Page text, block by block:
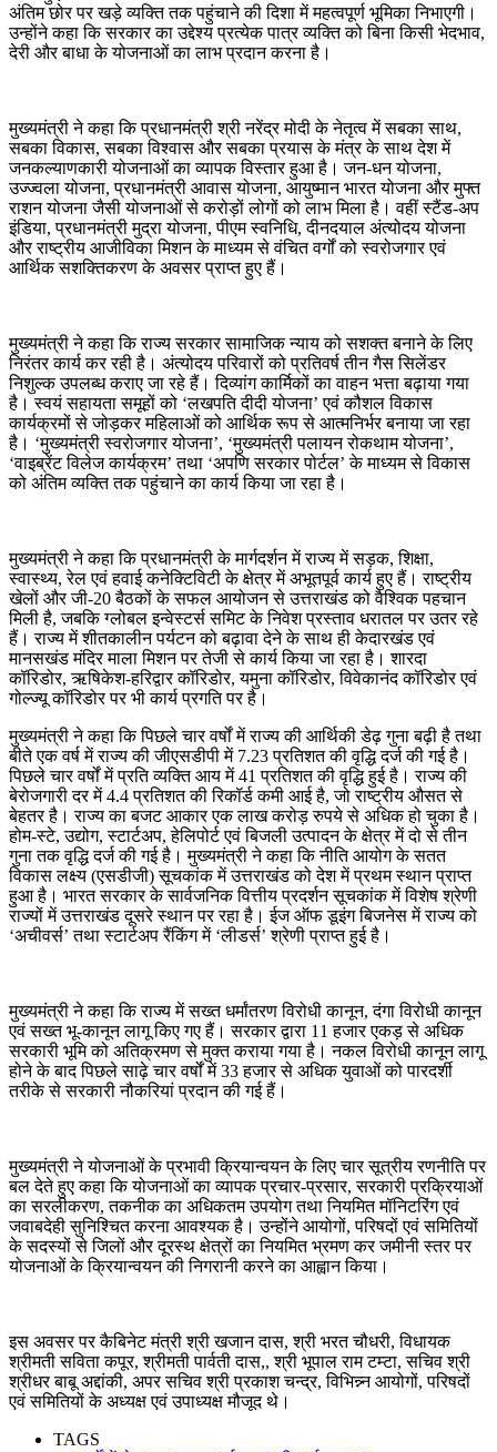
अंतिम छोर पर खड़े व्यक्ति तक पहुंचाने की दिशा में महत्वपूर्ण भूमिका निभाएगी।
उन्होंने कहा कि सरकार का उद्देश्य प्रत्येक पात्र व्यक्ति को बिना किसी भेदभाव,
देरी और बाधा के योजनाओं का लाभ प्रदान करना है।
मुख्यमंत्री ने कहा कि प्रधानमंत्री श्री नरेंद्र मोदी के नेतृत्व में सबका साथ,
सबका विकास, सबका विश्वास और सबका प्रयास के मंत्र के साथ देश में
जनकल्याणकारी योजनाओं का व्यापक विस्तार हुआ है। जन-धन योजना,
उज्ज्वला योजना, प्रधानमंत्री आवास योजना, आयुष्मान भारत योजना और मुफ्त
राशन योजना जैसी योजनाओं से करोड़ों लोगों को लाभ मिला है। वहीं स्टैंड-अप
इंडिया, प्रधानमंत्री मुद्रा योजना, पीएम स्वनिधि, दीनदयाल अंत्योदय योजना
और राष्ट्रीय आजीविका मिशन के माध्यम से वंचित वर्गों को स्वरोजगार एवं
आर्थिक सशक्तिकरण के अवसर प्राप्त हुए हैं।
मुख्यमंत्री ने कहा कि राज्य सरकार सामाजिक न्याय को सशक्त बनाने के लिए
निरंतर कार्य कर रही है। अंत्योदय परिवारों को प्रतिवर्ष तीन गैस सिलेंडर
निशुल्क उपलब्ध कराए जा रहे हैं। दिव्यांग कार्मिकों का वाहन भत्ता बढ़ाया गया
है। स्वयं सहायता समूहों को ‘लखपति दीदी योजना’ एवं कौशल विकास
कार्यक्रमों से जोड़कर महिलाओं को आर्थिक रूप से आत्मनिर्भर बनाया जा रहा
है। ‘मुख्यमंत्री स्वरोजगार योजना’, ‘मुख्यमंत्री पलायन रोकथाम योजना’,
‘वाइब्रेंट विलेज कार्यक्रम’ तथा ‘अपणि सरकार पोर्टल’ के माध्यम से विकास
को अंतिम व्यक्ति तक पहुंचाने का कार्य किया जा रहा है।
मुख्यमंत्री ने कहा कि प्रधानमंत्री के मार्गदर्शन में राज्य में सड़क, शिक्षा,
स्वास्थ्य, रेल एवं हवाई कनेक्टिविटी के क्षेत्र में अभूतपूर्व कार्य हुए हैं। राष्ट्रीय
खेलों और जी-20 बैठकों के सफल आयोजन से उत्तराखंड को वैश्विक पहचान
मिली है, जबकि ग्लोबल इन्वेस्टर्स समिट के निवेश प्रस्ताव धरातल पर उतर रहे
हैं। राज्य में शीतकालीन पर्यटन को बढ़ावा देने के साथ ही केदारखंड एवं
मानसखंड मंदिर माला मिशन पर तेजी से कार्य किया जा रहा है। शारदा
कॉरिडोर, ऋषिकेश-हरिद्वार कॉरिडोर, यमुना कॉरिडोर, विवेकानंद कॉरिडोर एवं
गोल्ज्यू कॉरिडोर पर भी कार्य प्रगति पर है।
मुख्यमंत्री ने कहा कि पिछले चार वर्षों में राज्य की आर्थिकी डेढ़ गुना बढ़ी है तथा
बीते एक वर्ष में राज्य की जीएसडीपी में 7.23 प्रतिशत की वृद्धि दर्ज की गई है।
पिछले चार वर्षों में प्रति व्यक्ति आय में 41 प्रतिशत की वृद्धि हुई है। राज्य की
बेरोजगारी दर में 4.4 प्रतिशत की रिकॉर्ड कमी आई है, जो राष्ट्रीय औसत से
बेहतर है। राज्य का बजट आकार एक लाख करोड़ रुपये से अधिक हो चुका है।
होम-स्टे, उद्योग, स्टार्टअप, हेलिपोर्ट एवं बिजली उत्पादन के क्षेत्र में दो से तीन
गुना तक वृद्धि दर्ज की गई है। मुख्यमंत्री ने कहा कि नीति आयोग के सतत
विकास लक्ष्य (एसडीजी) सूचकांक में उत्तराखंड को देश में प्रथम स्थान प्राप्त
हुआ है। भारत सरकार के सार्वजनिक वित्तीय प्रदर्शन सूचकांक में विशेष श्रेणी
राज्यों में उत्तराखंड दूसरे स्थान पर रहा है। ईज ऑफ डूइंग बिजनेस में राज्य को
‘अचीवर्स’ तथा स्टार्टअप रैंकिंग में ‘लीडर्स’ श्रेणी प्राप्त हुई है।
मुख्यमंत्री ने कहा कि राज्य में सख्त धर्मांतरण विरोधी कानून, दंगा विरोधी कानून
एवं सख्त भू-कानून लागू किए गए हैं। सरकार द्वारा 11 हजार एकड़ से अधिक
सरकारी भूमि को अतिक्रमण से मुक्त कराया गया है। नकल विरोधी कानून लागू
होने के बाद पिछले साढ़े चार वर्षों में 33 हजार से अधिक युवाओं को पारदर्शी
तरीके से सरकारी नौकरियां प्रदान की गई हैं।
मुख्यमंत्री ने योजनाओं के प्रभावी क्रियान्वयन के लिए चार सूत्रीय रणनीति पर
बल देते हुए कहा कि योजनाओं का व्यापक प्रचार-प्रसार, सरकारी प्रक्रियाओं
का सरलीकरण, तकनीक का अधिकतम उपयोग तथा नियमित मॉनिटरिंग एवं
जवाबदेही सुनिश्चित करना आवश्यक है। उन्होंने आयोगों, परिषदों एवं समितियों
के सदस्यों से जिलों और दूरस्थ क्षेत्रों का नियमित भ्रमण कर जमीनी स्तर पर
योजनाओं के क्रियान्वयन की निगरानी करने का आह्वान किया।
इस अवसर पर कैबिनेट मंत्री श्री खजान दास, श्री भरत चौधरी, विधायक
श्रीमती सविता कपूर, श्रीमती पार्वती दास,, श्री भूपाल राम टम्टा, सचिव श्री
श्रीधर बाबू अद्दांकी, अपर सचिव श्री प्रकाश चन्द्र, विभिन्न्न आयोगों, परिषदों
एवं समितियों के अध्यक्ष एवं उपाध्यक्ष मौजूद थे।
TAGS